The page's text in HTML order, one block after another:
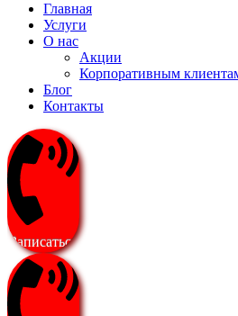
Главная
Услуги
О нас
Акции
Корпоративным
Блог
Контакты
Записаться